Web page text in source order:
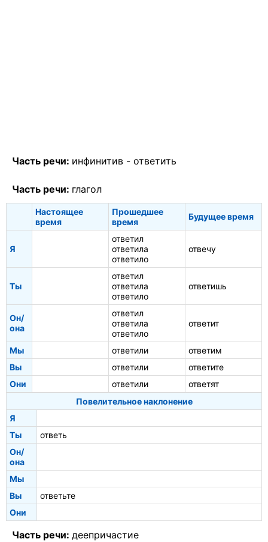
Часть речи: инфинитив - ответить
Часть речи: глагол
Настоящее
время
Прошедшее
время
Будущее время
Я
ответил
ответила
ответило
отвечу
Ты
ответил
ответила
ответило
ответишь
Он/
она
ответил
ответила
ответило
ответит
Мы ответили
ответим
Вы
ответили
ответите
Они
ответили
ответят
Повелительное наклонение
Я
Ты
ответь
Он/
она
Мы
Вы
ответьте
Они
Часть речи: деепричастие